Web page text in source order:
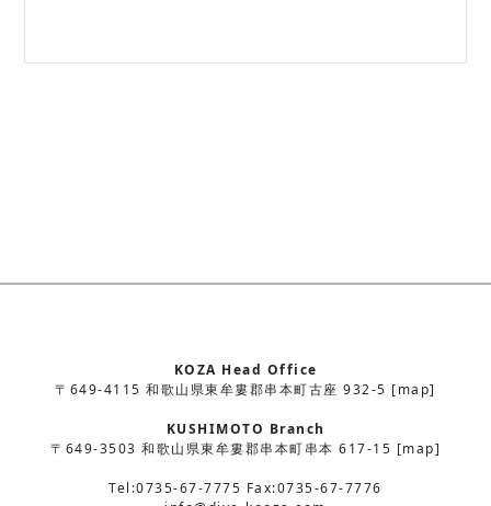
KOZA Head Office
〒649-4115 和歌山県東牟婁郡串本町古座 932-5 [map]
KUSHIMOTO Branch
〒649-3503 和歌山県東牟婁郡串本町串本 617-15 [map]
Tel:0735-67-7775 Fax:0735-67-7776